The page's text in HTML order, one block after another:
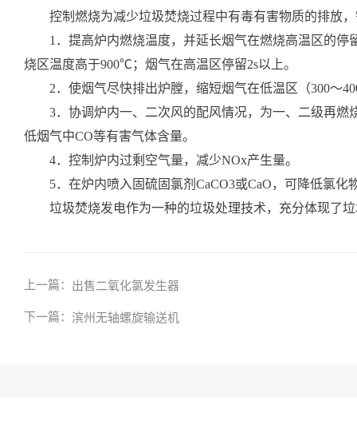
控制燃烧为减少垃圾焚烧过程中有毒有害物质的排放，
1．提高炉内燃烧温度，并延长烟气在燃烧高温区的停
烧区温度高于900℃；烟气在高温区停留2s以上。
2．使烟气尽快排出炉膛，缩短烟气在低温区（300～
3．协调炉内一、二次风的配风情况，为一、二级再燃
低烟气中CO等有害气体含量。
4．控制炉内过剩空气量，减少NOx产生量。
5．在炉内喷入固硫固氯剂CaCO3或CaO，可降低氯化
垃圾焚烧发电作为一种的垃圾处理技术，充分体现了垃
上一篇： 出售二氧化氯发生器
下一篇： 滨州无轴螺旋输送机